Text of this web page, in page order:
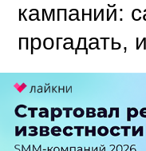
кампаний:
прогадать,